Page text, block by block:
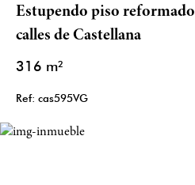
Estupendo piso reformado
calles de Castellana
316 m²
Ref: cas595VG